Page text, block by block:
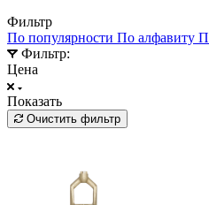
Фильтр
По популярности По алфавиту
Фильтр:
Цена
Показать
Очистить фильтр